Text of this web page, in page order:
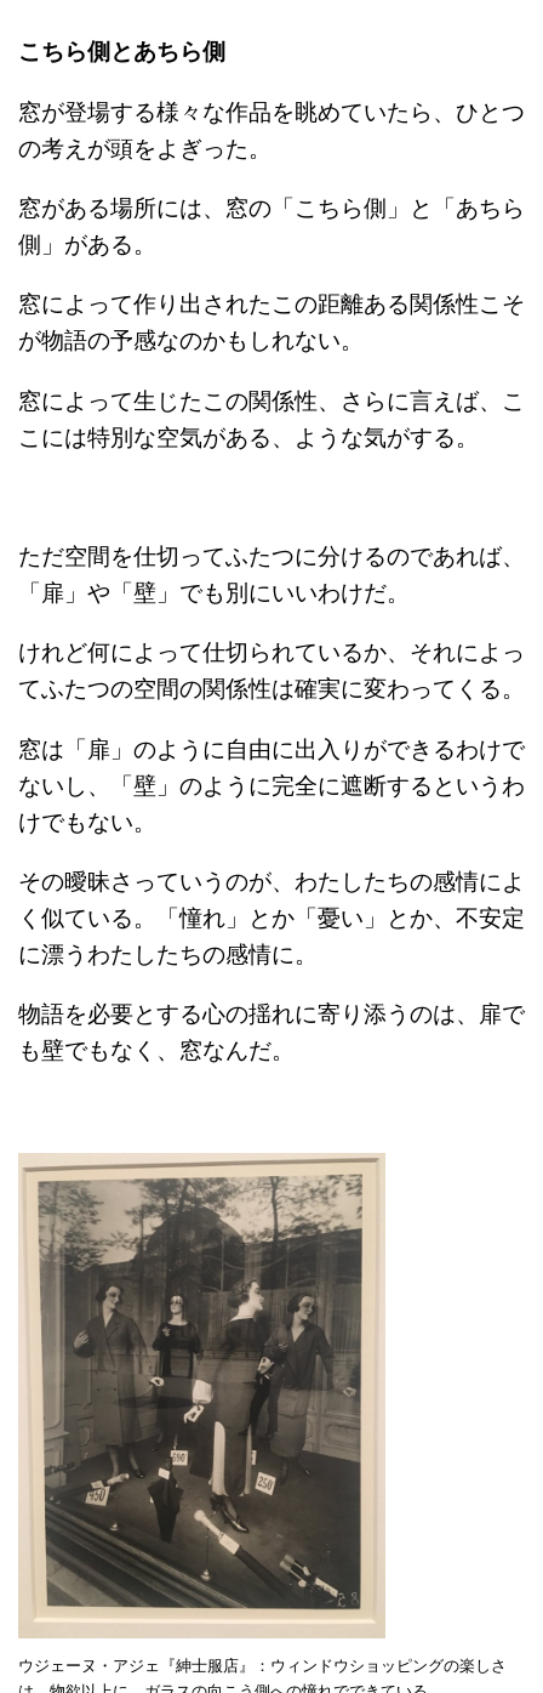
こちら側とあちら側
窓が登場する様々な作品を眺めていたら、ひとつ
の考えが頭をよぎった。
窓がある場所には、窓の「こちら側」と「あちら
側」がある。
窓によって作り出されたこの距離ある関係性こそ
が物語の予感なのかもしれない。
窓によって生じたこの関係性、さらに言えば、こ
こには特別な空気がある、ような気がする。
ただ空間を仕切ってふたつに分けるのであれば、
「扉」や「壁」でも別にいいわけだ。
けれど何によって仕切られているか、それによっ
てふたつの空間の関係性は確実に変わってくる。
窓は「扉」のように自由に出入りができるわけで
ないし、「壁」のように完全に遮断するというわ
けでもない。
その曖昧さっていうのが、わたしたちの感情によ
く似ている。「憧れ」とか「憂い」とか、不安定
に漂うわたしたちの感情に。
物語を必要とする心の揺れに寄り添うのは、扉で
も壁でもなく、窓なんだ。
ウジェーヌ・アジェ『紳士服店』：ウィンドウショッピングの楽しさ